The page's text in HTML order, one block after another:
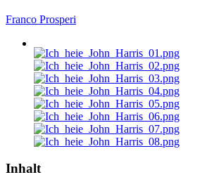
Franco Prosperi
Inhalt